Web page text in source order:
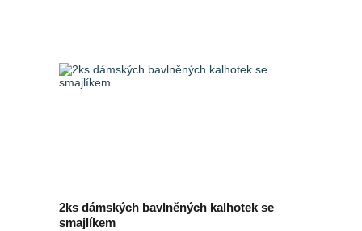
2ks dámských bavlněných kalhotek se
smajlíkem